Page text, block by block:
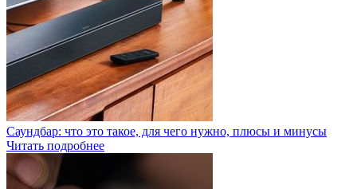
Саундбар: что это такое, для чего нужно, плюсы и минусы
Читать подробнее